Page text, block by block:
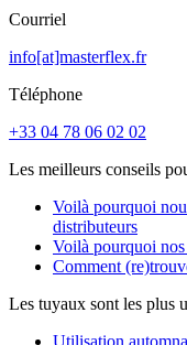
Courriel
info[at]masterflex.fr
Téléphone
+33 04 78 06 02 02
Les meilleurs conseils
Voilà pourquoi
distributeurs
Voilà pourquoi
Comment
Les tuyaux sont les plus